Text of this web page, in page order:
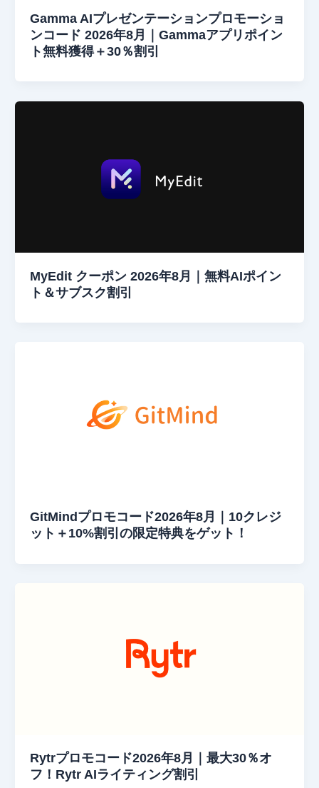
Gamma AIプレゼンテーションプロモーショ
ンコード 2026年8月｜Gammaアプリポイン
ト無料獲得＋30％割引
MyEdit クーポン 2026年8月｜無料AIポイン
ト＆サブスク割引
GitMindプロモコード2026年8月｜10クレジ
ット＋10%割引の限定特典をゲット！
Rytrプロモコード2026年8月｜最大30％オ
フ！Rytr AIライティング割引